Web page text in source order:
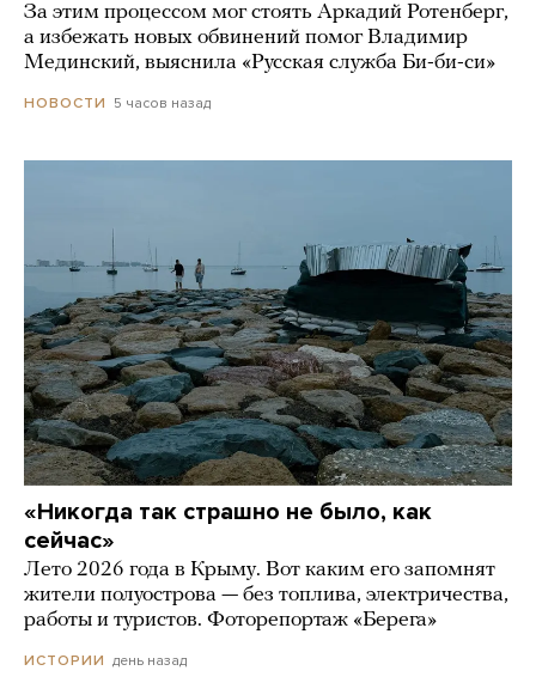
За этим процессом мог стоять Аркадий Ротенберг,
а избежать новых обвинений помог Владимир
Мединский, выяснила «Русская служба Би-би-си»
НОВОСТИ 5 часов назад
«Никогда так страшно не было, как
сейчас»
Лето 2026 года в Крыму. Вот каким его запомнят
жители полуострова — без топлива, электричества,
работы и туристов. Фоторепортаж «Берега»
ИСТОРИИ день назад